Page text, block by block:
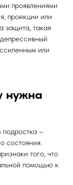
проявлениями
проекции или
защита, такая
или
нужна
подростка –
состояния.
того, что
помощью к